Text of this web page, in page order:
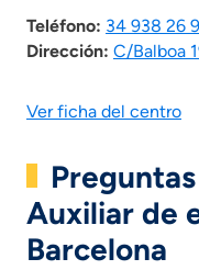
Teléfono: 34 938 26
Dirección: C/Balboa
Ver ficha del centro
Auxiliar de
Barcelona